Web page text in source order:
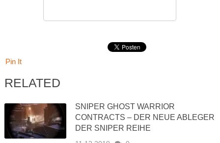
Pin It
RELATED
SNIPER GHOST WARRIOR
CONTRACTS – DER NEUE ABLEGER
DER SNIPER REIHE